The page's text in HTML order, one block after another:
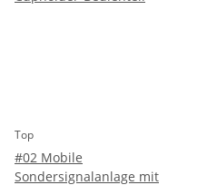
Top
#02 Mobile
Sondersignalanlage mit